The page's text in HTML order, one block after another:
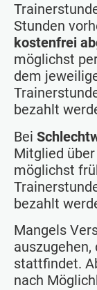
Stunden
kostenfrei
möglichst
dem
bezahlt
Bei
Mitglied
möglichst
bezahlt
Mangels
stattfindet.
nach